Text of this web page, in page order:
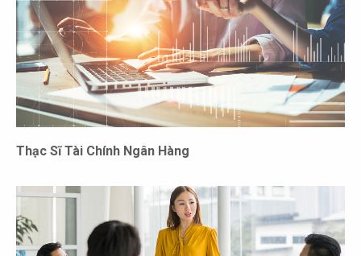
Thạc Sĩ Tài Chính Ngân Hàng